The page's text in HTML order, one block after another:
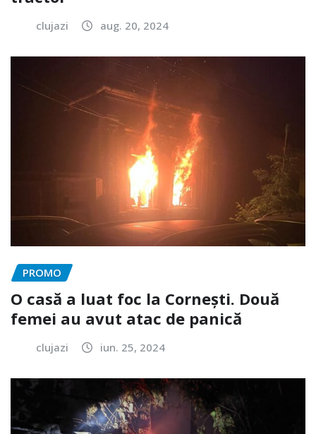
clujazi aug. 20, 2024
PROMO
O casă a luat foc la Cornești. Două
femei au avut atac de panică
clujazi iun. 25, 2024